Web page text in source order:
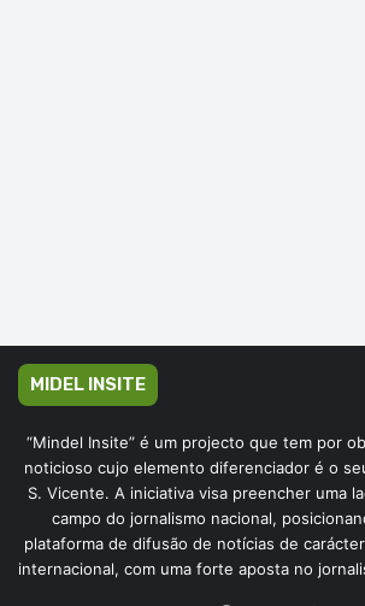
MIDEL INSITE
“Mindel Insite” é um projecto que tem por
noticioso cujo elemento diferenciador é o
S. Vicente. A iniciativa visa preencher uma
campo do jornalismo nacional,
plataforma de difusão de notícias de
internacional, com uma forte aposta no